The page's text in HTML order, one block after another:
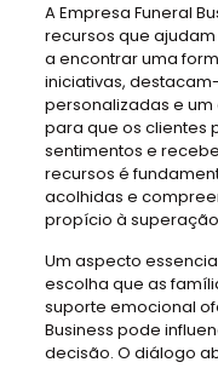
A Empresa Funeral
recursos que
a encontrar uma
iniciativas,
personalizadas e
para que os clientes
sentimentos e
recursos é
acolhidas e
propício à
Um aspecto
escolha que as
suporte emocional
Business pode
decisão. O diálogo